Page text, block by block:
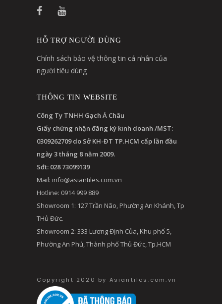
HỖ TRỢ NGƯỜI DÙNG
Chính sách bảo vệ thông tin cá nhân của
người tiêu dùng
THÔNG TIN WEBSITE
Công Ty TNHH Gạch Á Châu
Giấy chứng nhận đăng ký kinh doanh /MST:
0309262709 do Sở KH-ĐT TP.HCM cấp lần đầu
ngày 3 tháng 8 năm 2009.
Sđt: 028 73099139
Mail: info@asiantiles.com.vn
Hotline: 0914 999 889
Showroom 1: 127 Trần Não, Phường An Khánh, Tp
THủ Đức.
Showroom 2: 333 Lương Định Của, Khu phố 5,
Phường An Phú, Thành phố Thủ Đức, Tp.HCM
Copyright 2020 by Asiantiles.com.vn